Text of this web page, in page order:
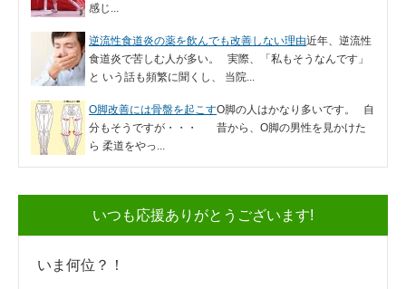
感じ...
逆流性食道炎の薬を飲んでも改善しない理由近年、逆流性
食道炎で苦しむ人が多い。 実際、「私もそうなんです」
と いう話も頻繁に聞くし、 当院...
O脚改善には骨盤を起こすO脚の人はかなり多いです。 自
分もそうですが・・・ 昔から、O脚の男性を見かけた
ら 柔道をやっ...
いつも応援ありがとうございます!
いま何位？！